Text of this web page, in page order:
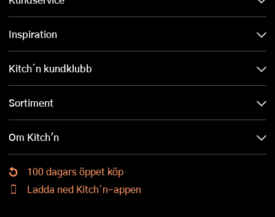
Inspiration
Kitch´n kundklubb
Sortiment
Om Kitch'n
100 dagars öppet köp
Ladda ned Kitch´n-appen